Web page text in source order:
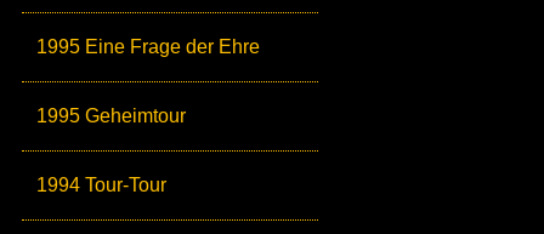
1995 Eine Frage der Ehre
1995 Geheimtour
1994 Tour-Tour